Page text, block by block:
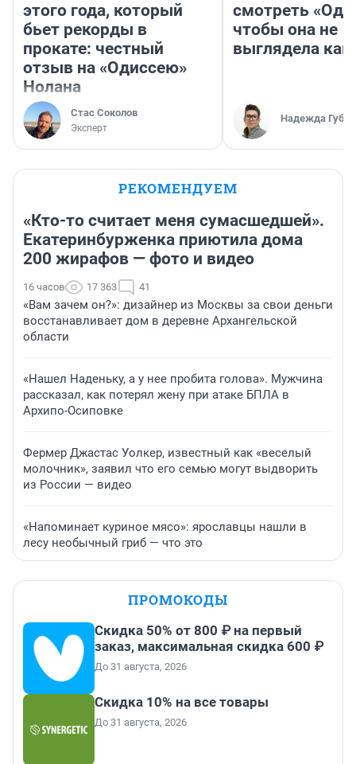
этого года, который
бьет рекорды в
прокате: честный
отзыв на «Одиссею»
Нолана
Стас Соколов
Эксперт
смотреть
чтобы она не
выглядела как
Надежда
РЕКОМЕНДУЕМ
«Кто-то считает меня сумасшедшей».
Екатеринбурженка приютила дома
200 жирафов — фото и видео
16 часов 17 363 41
«Вам зачем он?»: дизайнер из Москвы за свои деньги
восстанавливает дом в деревне Архангельской
области
«Нашел Наденьку, а у нее пробита голова». Мужчина
рассказал, как потерял жену при атаке БПЛА в
Архипо-Осиповке
Фермер Джастас Уолкер, известный как «веселый
молочник», заявил что его семью могут выдворить
из России — видео
«Напоминает куриное мясо»: ярославцы нашли в
лесу необычный гриб — что это
ПРОМОКОДЫ
Скидка 50% от 800 ₽ на первый
заказ, максимальная скидка 600 ₽
До 31 августа, 2026
Скидка 10% на все товары
До 31 августа, 2026